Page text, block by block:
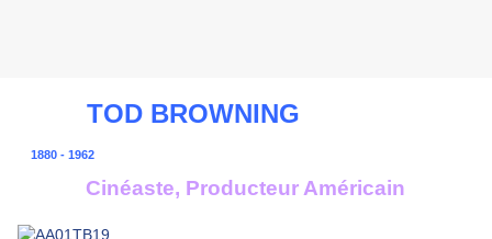
TOD BROWNING
1880 - 1962
Cinéaste, Producteur Américain